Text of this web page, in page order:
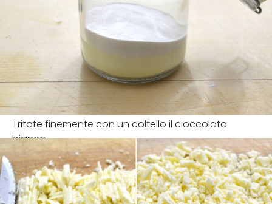
Tritate finemente con un coltello il cioccolato
bianco.